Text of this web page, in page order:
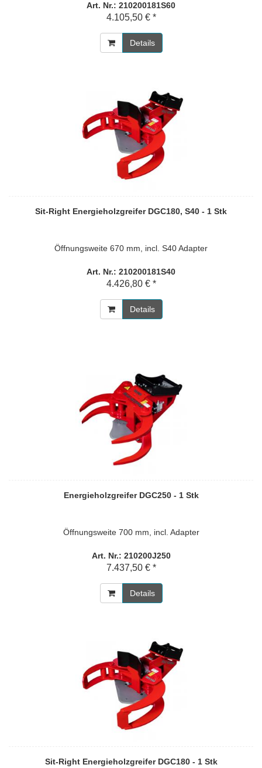
Art. Nr.: 210200181S60
4.105,50 € *
Details
Sit-Right Energieholzgreifer DGC180, S40 - 1 Stk
Öffnungsweite 670 mm, incl. S40 Adapter
Art. Nr.: 210200181S40
4.426,80 € *
Details
Energieholzgreifer DGC250 - 1 Stk
Öffnungsweite 700 mm, incl. Adapter
Art. Nr.: 210200J250
7.437,50 € *
Details
Sit-Right Energieholzgreifer DGC180 - 1 Stk